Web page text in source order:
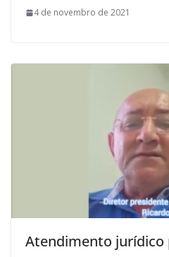
4 de novembro de 2021
Atendimento jurídico